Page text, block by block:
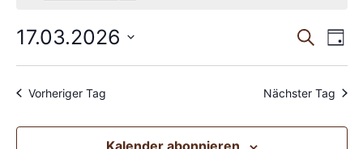
und
Suche
Tag
17.03.2026
wählen.
Vorheriger Tag Nächster Tag
Kalender abonnieren